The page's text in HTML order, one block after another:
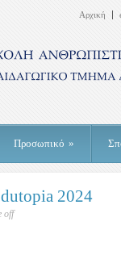
Αρχική
Προσωπικό »
2024
off